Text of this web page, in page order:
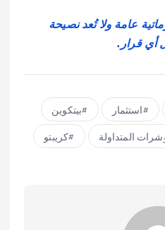
عامة ولا تُعد نصيحة
أي قرار.
استثمار
بيتكوين
المتداولة كريبتو